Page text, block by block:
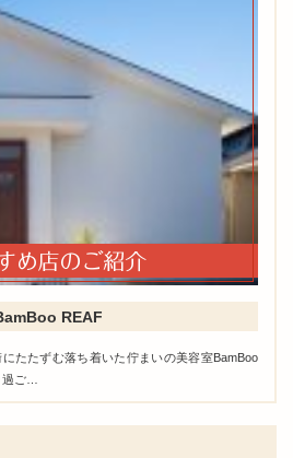
REAF
にたたずむ落ち着いた佇まいの美容室BamBoo
ご…